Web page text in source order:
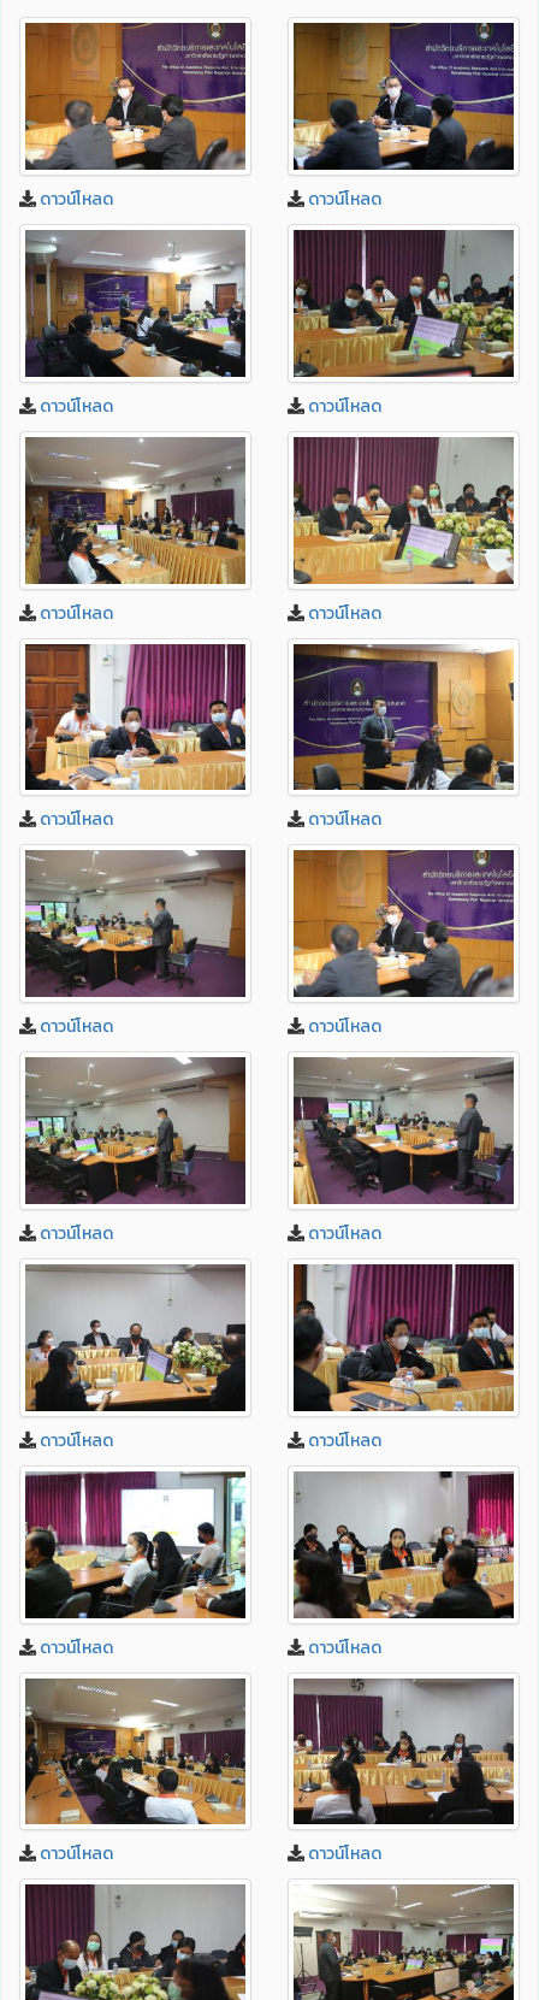
ดาวน์โหลด ดาวน์โหลด
ดาวน์โหลด ดาวน์โหลด
ดาวน์โหลด ดาวน์โหลด
ดาวน์โหลด ดาวน์โหลด
ดาวน์โหลด ดาวน์โหลด
ดาวน์โหลด ดาวน์โหลด
ดาวน์โหลด ดาวน์โหลด
ดาวน์โหลด ดาวน์โหลด
ดาวน์โหลด ดาวน์โหลด